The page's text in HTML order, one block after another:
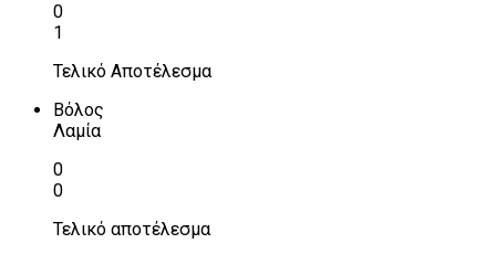
0
1
Τελικό Αποτέλεσμα
Βόλος
Λαμία
0
0
Τελικό αποτέλεσμα